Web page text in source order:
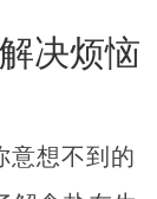
决烦恼
意想不到的